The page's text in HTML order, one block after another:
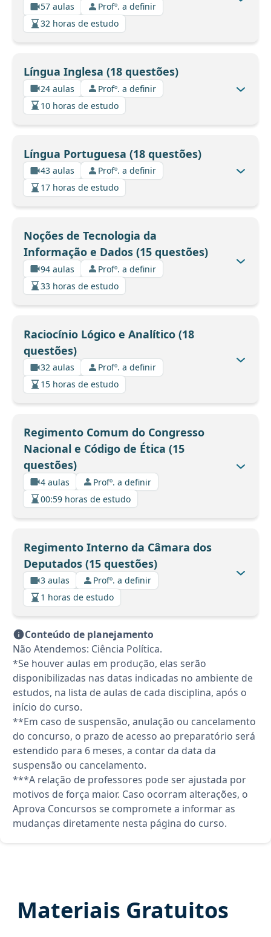
57 aulas
Profº. a definir
32 horas de estudo
Língua Inglesa (18 questões)
24 aulas
Profº. a definir
10 horas de estudo
Língua Portuguesa (18 questões)
43 aulas
Profº. a definir
17 horas de estudo
Noções de Tecnologia da
Informação e Dados (15 questões)
94 aulas
Profº. a definir
33 horas de estudo
Raciocínio Lógico e Analítico (18
questões)
32 aulas
Profº. a definir
15 horas de estudo
Regimento Comum do Congresso
Nacional e Código de Ética (15
questões)
4 aulas
Profº. a definir
00:59 horas de estudo
Regimento Interno da Câmara dos
Deputados (15 questões)
3 aulas
Profº. a definir
1 horas de estudo
Conteúdo de planejamento
Não Atendemos: Ciência Política.
*Se houver aulas em produção, elas serão
disponibilizadas nas datas indicadas no ambiente de
estudos, na lista de aulas de cada disciplina, após o
início do curso.
**Em caso de suspensão, anulação ou cancelamento
do concurso, o prazo de acesso ao preparatório será
estendido para 6 meses, a contar da data da
suspensão ou cancelamento.
***A relação de professores pode ser ajustada por
motivos de força maior. Caso ocorram alterações, o
Aprova Concursos se compromete a informar as
mudanças diretamente nesta página do curso.
Materiais Gratuitos